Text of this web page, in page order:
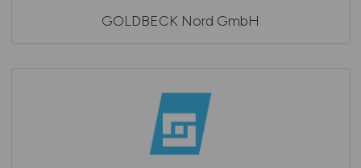
GOLDBECK Nord GmbH